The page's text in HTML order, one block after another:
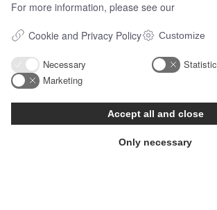
For more information, please see our
Cookie and Privacy Policy Customize
Necessary
Statistic
Marketing
Only necessary
Accept all and close